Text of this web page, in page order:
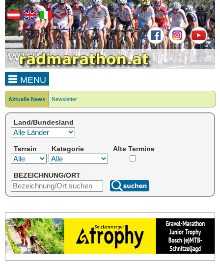
MENU
Aktuelle News Newsletter
Land/Bundesland
Terrain Kategorie Alte Termine
BEZEICHNUNG/ORT